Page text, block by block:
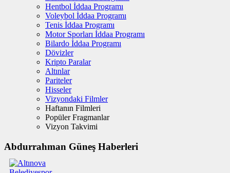
Hentbol İddaa Programı
Voleybol İddaa Programı
Tenis İddaa Programı
Motor Sporları İddaa Programı
Bilardo İddaa Programı
Dövizler
Kripto Paralar
Altınlar
Pariteler
Hisseler
Vizyondaki Filmler
Haftanın Filmleri
Popüler Fragmanlar
Vizyon Takvimi
Abdurrahman Güneş Haberleri